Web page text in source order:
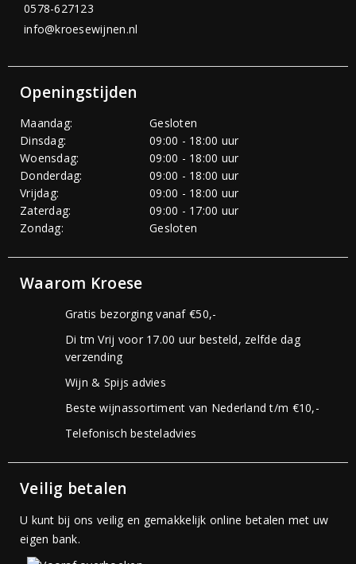
0578-627123
info@kroesewijnen.nl
Openingstijden
Maandag:
Gesloten
Dinsdag:
09:00 - 18:00 uur
Woensdag:
09:00 - 18:00 uur
Donderdag:
09:00 - 18:00 uur
Vrijdag:
09:00 - 18:00 uur
Zaterdag:
09:00 - 17:00 uur
Zondag:
Gesloten
Waarom Kroese
Gratis bezorging vanaf €50,-
Di tm Vrij voor 17.00 uur besteld, zelfde dag
verzending
Wijn & Spijs advies
Beste wijnassortiment van Nederland t/m €10,-
Telefonisch besteladvies
Veilig betalen
U kunt bij ons veilig en gemakkelijk online betalen met uw
eigen bank.